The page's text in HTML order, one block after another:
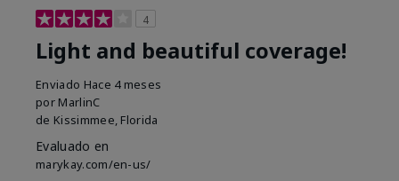
4
Light and beautiful coverage!
Enviado Hace 4 meses
por MarlinC
de Kissimmee, Florida
Evaluado en
marykay.com/en-us/